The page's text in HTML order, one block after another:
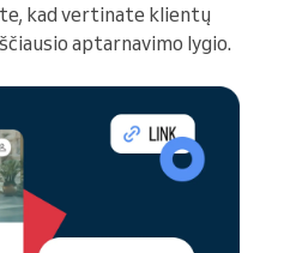
kad vertinate klientų
aptarnavimo lygio.